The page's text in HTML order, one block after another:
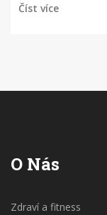
Číst více
O Nás
Zdraví a fitness